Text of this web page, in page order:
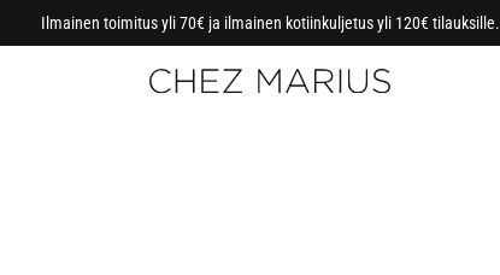
Ilmainen toimitus yli 70€ ja ilmainen kotiinkuljetus yli 120€ tilauksille.